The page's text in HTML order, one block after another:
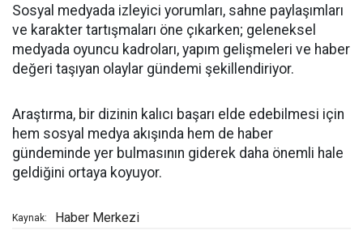
Sosyal medyada izleyici yorumları, sahne paylaşımları
ve karakter tartışmaları öne çıkarken; geleneksel
medyada oyuncu kadroları, yapım gelişmeleri ve haber
değeri taşıyan olaylar gündemi şekillendiriyor.
Araştırma, bir dizinin kalıcı başarı elde edebilmesi için
hem sosyal medya akışında hem de haber
gündeminde yer bulmasının giderek daha önemli hale
geldiğini ortaya koyuyor.
Kaynak: Haber Merkezi